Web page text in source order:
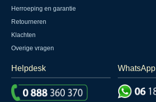
Herroeping en garantie
Retourneren
Klachten
Overige vragen
Helpdesk WhatsApp